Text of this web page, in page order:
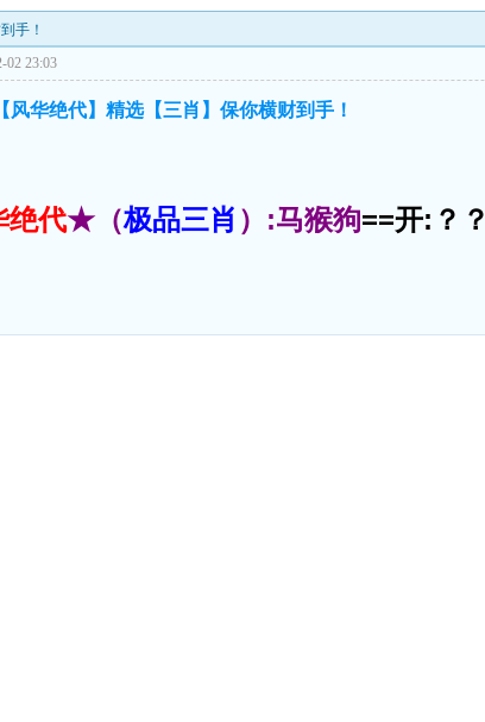
手！
02 23:03
风华绝代】精选【三肖】保你横财到手！
绝代★（极品三肖 ）:马猴狗==开:？？